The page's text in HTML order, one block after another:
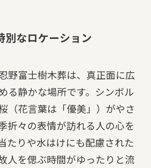
別なロケーション
野富士樹木葬は、真正面に広
る静かな場所です。シンボル
（花言葉は「優美」）がやさ
折々の表情が訪れる人の心を
たりや水はけにも配慮された
人を偲ぶ時間がゆったりと流